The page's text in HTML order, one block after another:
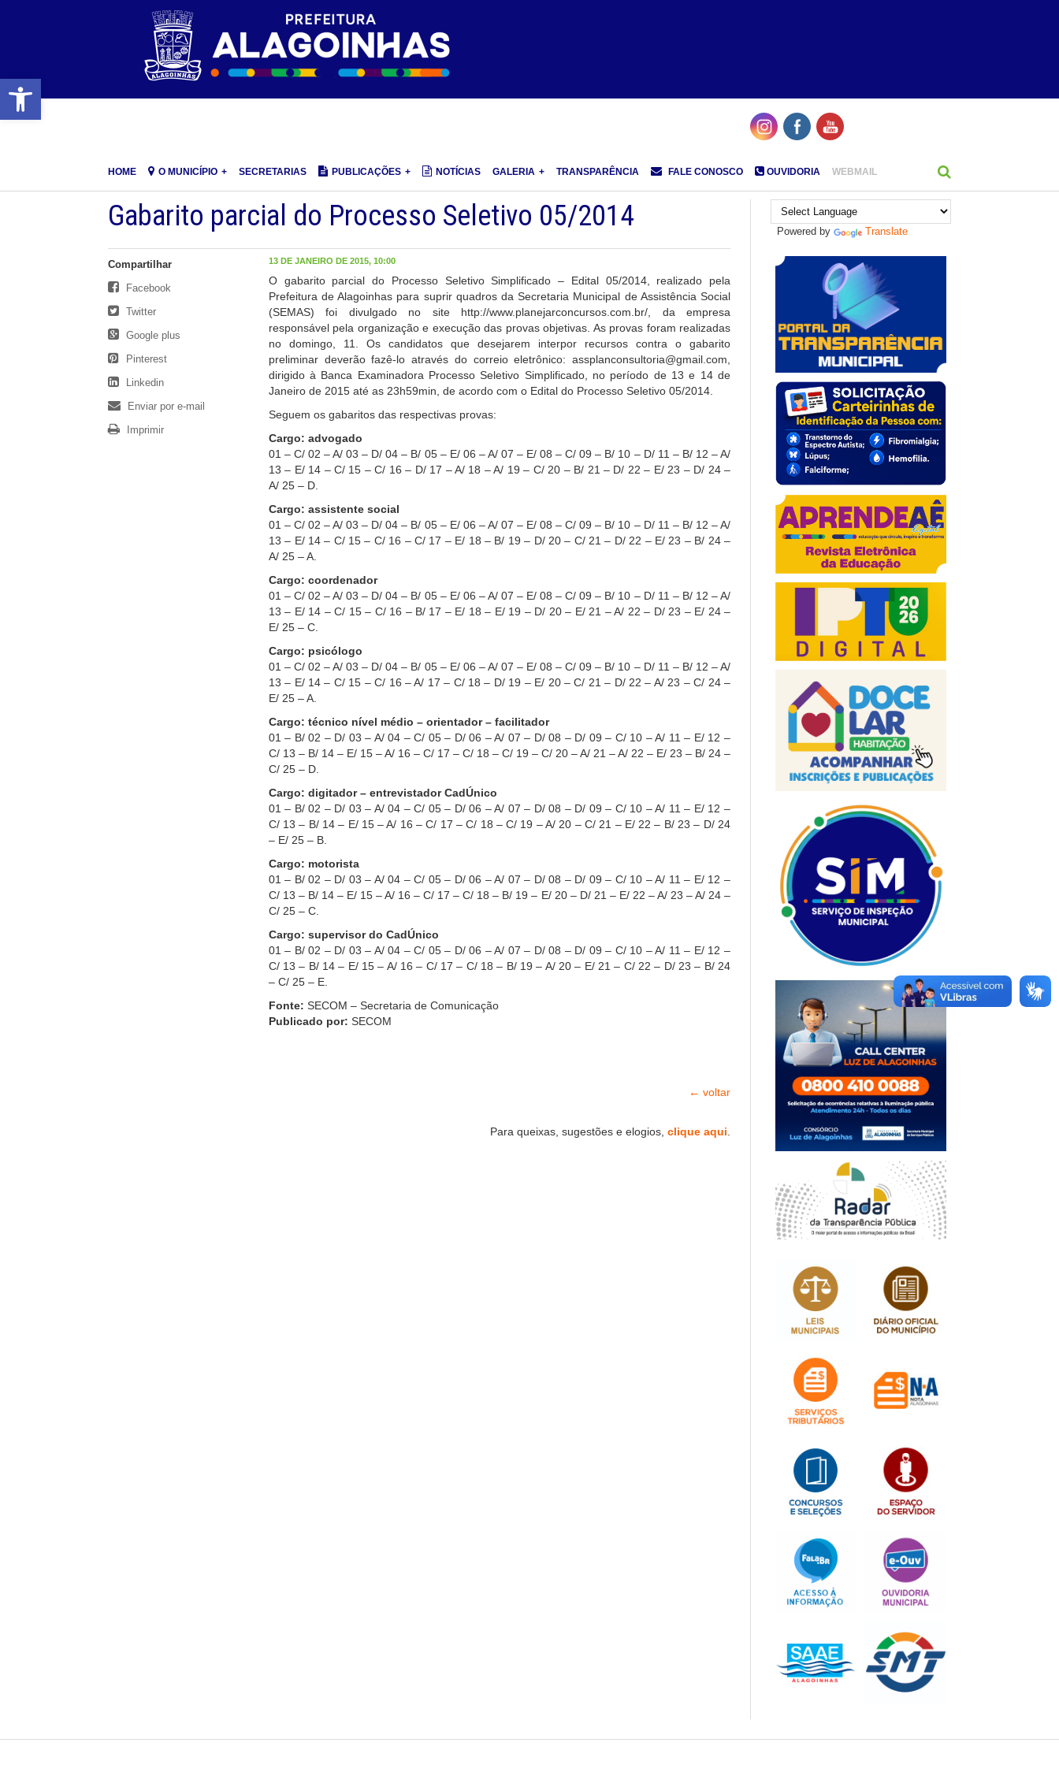
Barra de Ferramentas Aberta
HOME O MUNICÍPIO SECRETARIAS PUBLICAÇÕES NOTÍCIAS GALERIA TRANSPARÊNCIA FALE CONOSCO OUVIDORIA WEBMAIL
Gabarito parcial do Processo Seletivo 05/2014
13 DE JANEIRO DE 2015, 10:00
O gabarito parcial do Processo Seletivo Simplificado – Edital 05/2014, realizado pela
Prefeitura de Alagoinhas para suprir quadros da Secretaria Municipal de Assistência Social
(SEMAS) foi divulgado no site http://www.planejarconcursos.com.br/, da empresa
responsável pela organização e execução das provas objetivas. As provas foram realizadas
no domingo, 11. Os candidatos que desejarem interpor recursos contra o gabarito
preliminar deverão fazê-lo através do correio eletrônico: assplanconsultoria@gmail.com,
dirigido à Banca Examinadora Processo Seletivo Simplificado, no período de 13 e 14 de
Janeiro de 2015 até as 23h59min, de acordo com o Edital do Processo Seletivo 05/2014.
Seguem os gabaritos das respectivas provas:
Cargo: advogado
01 – C/ 02 – A/ 03 – D/ 04 – B/ 05 – E/ 06 – A/ 07 – E/ 08 – C/ 09 – B/ 10 – D/ 11 – B/ 12 – A/
13 – E/ 14 – C/ 15 – C/ 16 – D/ 17 – A/ 18 – A/ 19 – C/ 20 – B/ 21 – D/ 22 – E/ 23 – D/ 24 –
A/ 25 – D.
Cargo: assistente social
01 – C/ 02 – A/ 03 – D/ 04 – B/ 05 – E/ 06 – A/ 07 – E/ 08 – C/ 09 – B/ 10 – D/ 11 – B/ 12 – A/
13 – E/ 14 – C/ 15 – C/ 16 – C/ 17 – E/ 18 – B/ 19 – D/ 20 – C/ 21 – D/ 22 – E/ 23 – B/ 24 –
A/ 25 – A.
Cargo: coordenador
01 – C/ 02 – A/ 03 – D/ 04 – B/ 05 – E/ 06 – A/ 07 – E/ 08 – C/ 09 – B/ 10 – D/ 11 – B/ 12 – A/
13 – E/ 14 – C/ 15 – C/ 16 – B/ 17 – E/ 18 – E/ 19 – D/ 20 – E/ 21 – A/ 22 – D/ 23 – E/ 24 –
E/ 25 – C.
Cargo: psicólogo
01 – C/ 02 – A/ 03 – D/ 04 – B/ 05 – E/ 06 – A/ 07 – E/ 08 – C/ 09 – B/ 10 – D/ 11 – B/ 12 – A/
13 – E/ 14 – C/ 15 – C/ 16 – A/ 17 – C/ 18 – D/ 19 – E/ 20 – C/ 21 – D/ 22 – A/ 23 – C/ 24 –
E/ 25 – A.
Cargo: técnico nível médio – orientador – facilitador
01 – B/ 02 – D/ 03 – A/ 04 – C/ 05 – D/ 06 – A/ 07 – D/ 08 – D/ 09 – C/ 10 – A/ 11 – E/ 12 –
C/ 13 – B/ 14 – E/ 15 – A/ 16 – C/ 17 – C/ 18 – C/ 19 – C/ 20 – A/ 21 – A/ 22 – E/ 23 – B/ 24 –
C/ 25 – D.
Cargo: digitador – entrevistador CadÚnico
01 – B/ 02 – D/ 03 – A/ 04 – C/ 05 – D/ 06 – A/ 07 – D/ 08 – D/ 09 – C/ 10 – A/ 11 – E/ 12 –
C/ 13 – B/ 14 – E/ 15 – A/ 16 – C/ 17 – C/ 18 – C/ 19 – A/ 20 – C/ 21 – E/ 22 – B/ 23 – D/ 24
– E/ 25 – B.
Cargo: motorista
01 – B/ 02 – D/ 03 – A/ 04 – C/ 05 – D/ 06 – A/ 07 – D/ 08 – D/ 09 – C/ 10 – A/ 11 – E/ 12 –
C/ 13 – B/ 14 – E/ 15 – A/ 16 – C/ 17 – C/ 18 – B/ 19 – E/ 20 – D/ 21 – E/ 22 – A/ 23 – A/ 24 –
C/ 25 – C.
Cargo: supervisor do CadÚnico
01 – B/ 02 – D/ 03 – A/ 04 – C/ 05 – D/ 06 – A/ 07 – D/ 08 – D/ 09 – C/ 10 – A/ 11 – E/ 12 –
C/ 13 – B/ 14 – E/ 15 – A/ 16 – C/ 17 – C/ 18 – B/ 19 – A/ 20 – E/ 21 – C/ 22 – D/ 23 – B/ 24
– C/ 25 – E.
Fonte: SECOM – Secretaria de Comunicação
Publicado por: SECOM
← voltar
Para queixas, sugestões e elogios, clique aqui.
Compartilhar
Facebook
Twitter
Google plus
Pinterest
Linkedin
Enviar por e-mail
Imprimir
Powered by Translate